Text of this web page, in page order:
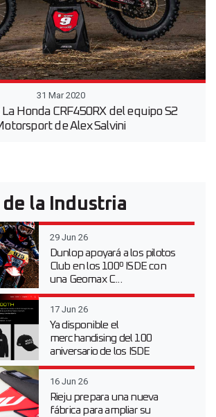
31 Mar 2020
Honda CRF450RX del equipo S2
de Alex Salvini
la Industria
29 Jun 26
Dunlop apoyará a los pilotos
Club en los 100º ISDE con
una Geomax C...
17 Jun 26
Ya disponible el
merchandising del 100
aniversario de los ISDE
16 Jun 26
Rieju prepara una nueva
fábrica para ampliar su